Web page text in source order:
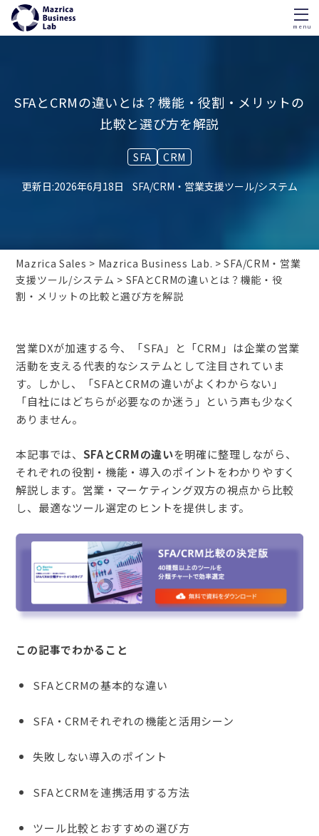
menu
SFAとCRMの違いとは？機能・役割・メリットの
比較と選び方を解説
SFA CRM
2026年6月18日 SFA/CRM・営業支援ツール/システム
Mazrica Sales Mazrica Business Lab.
SFA/CRM・営業
支援ツール/システム
SFAとCRMの違いとは？機能・役
割・メリットの比較と選び方を解説
営業DXが加速する今、「SFA」と「CRM」は企業の営業
活動を支える代表的なシステムとして注目されていま
す。しかし、「SFAとCRMの違いがよくわからない」
「自社にはどちらが必要なのか迷う」という声も少なく
ありません。
本記事では、 SFAとCRMの違いを明確に整理しながら、
それぞれの役割・機能・導入のポイントをわかりやすく
解説します。営業・マーケティング双方の視点から比較
し、最適なツール選定のヒントを提供します。
この記事でわかること
SFAとCRMの基本的な違い
SFA・CRMそれぞれの機能と活用シーン
失敗しない導入のポイント
SFAとCRMを連携活用する方法
ツール比較とおすすめの選び方